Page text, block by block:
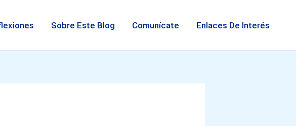
Sobre Este Blog Comunícate Enlaces De Interés